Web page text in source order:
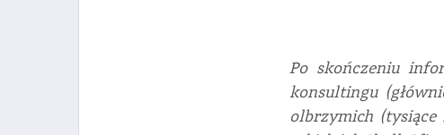
Po skończeniu
konsultingu
olbrzymich